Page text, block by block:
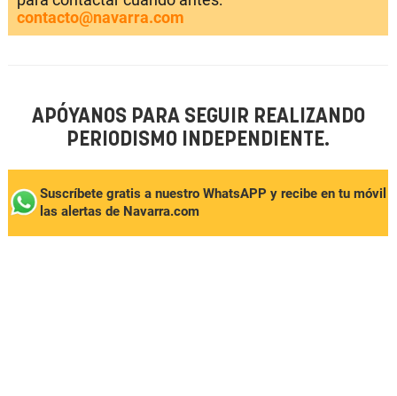
contacto@navarra.com
APÓYANOS PARA SEGUIR REALIZANDO
PERIODISMO INDEPENDIENTE.
Suscríbete gratis a nuestro WhatsAPP y recibe en tu móvil
las alertas de Navarra.com